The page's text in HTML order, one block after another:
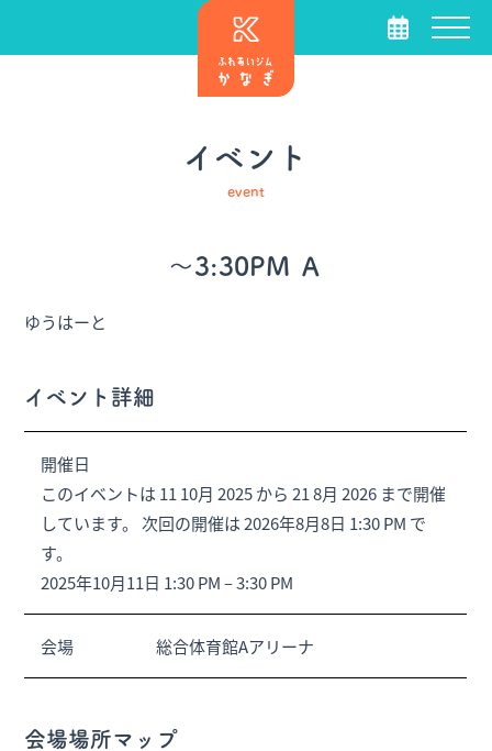
イベント
event
～3:30PM Ａ
ゆうはーと
イベント詳細
開催日
このイベントは 11 10月 2025 から 21 8月 2026 まで開催
しています。 次回の開催は 2026年8月8日 1:30 PM で
す。
2025年10月11日 1:30 PM–3:30 PM
会場 総合体育館Aアリーナ
会場場所マップ